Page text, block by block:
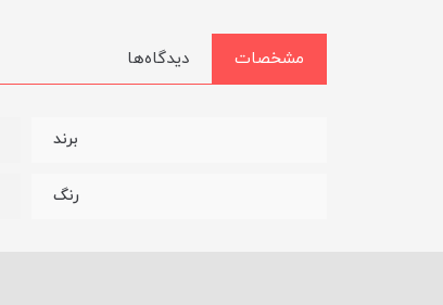
مشخصات دیدگاه‌ها
برند
رنگ